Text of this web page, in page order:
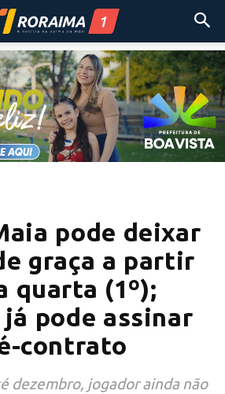
pode deixar
graça a partir
quarta (1º);
pode assinar
contrato
dezembro, jogador ainda não